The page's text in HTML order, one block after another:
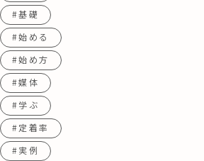
#基礎
#始める
#始め方
#媒体
#学ぶ
#定着率
#実例